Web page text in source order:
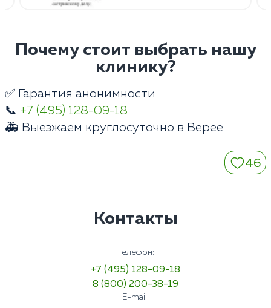
Почему стоит выбрать нашу
клинику?
✅ Гарантия анонимности
📞 +7 (495) 128-09-18
🚑 Выезжаем круглосуточно в Верее
46
Контакты
Телефон:
+7 (495) 128-09-18
8 (800) 200-38-19
E-mail: